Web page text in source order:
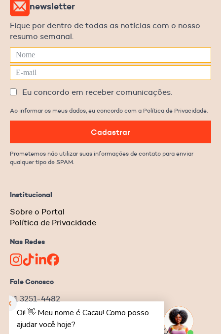
Institucional
Sobre o Portal
Política de Privacidade
Nas Redes
Fale Conosco
11 3251-4482
redacao@ongnews.com.br
Rua Manoel da Nóbrega, 354 – cj.32
Bela Vista | São Paulo–SP | CEP 04001-001
newsletter
Fique por dentro de todas as notícias com o nosso
resumo semanal.
Eu concordo em receber comunicações.
Ao informar os meus dados, eu concordo com a Política de Privacidade.
Cadastrar
Prometemos não utilizar suas informações de contato para enviar
qualquer tipo de SPAM.